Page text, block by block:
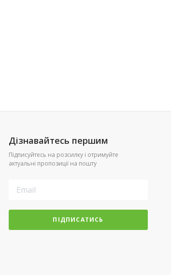
Дізнавайтесь першим
Підписуйтесь на розсилку і отримуйте
актуальні пропозиції на пошту
ПІДПИСАТИСЬ